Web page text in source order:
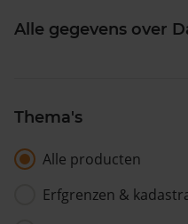
Alle gegevens over
Thema's
Alle producten
Erfgrenzen &